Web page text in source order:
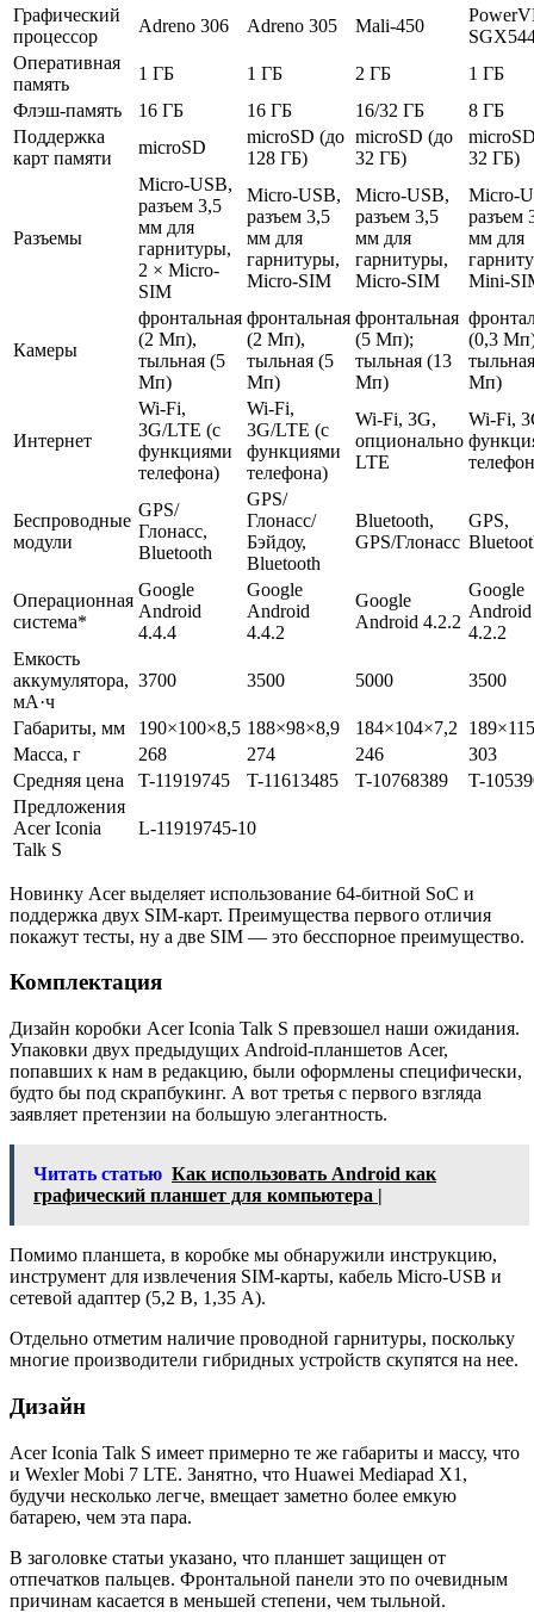
Графический
процессор
Adreno 306 Adreno 305 Mali-450
Оперативная
память
1 ГБ 1 ГБ 2 ГБ
1 ГБ
Флэш-память
16 ГБ 16 ГБ 16/32 ГБ
8 ГБ
Поддержка
карт памяти
microSD
microSD (до
128 ГБ)
microSD (до
32 ГБ)
32 ГБ)
Разъемы
Micro-USB,
разъем 3,5
мм для
гарнитуры,
2 × Micro-
SIM
Micro-USB,
разъем 3,5
мм для
гарнитуры,
Micro-SIM
Micro-USB,
разъем 3,5
мм для
гарнитуры,
Micro-SIM
Micro-
разъем
мм для
Mini-
Камеры
фронтальная
(2 Мп),
тыльная (5
Мп)
фронтальная
(2 Мп),
тыльная (5
Мп)
фронтальная
(5 Мп);
тыльная (13
Мп)
(0,3
Мп)
Интернет
Wi-Fi,
3G/LTE (с
функциями
телефона)
Wi-Fi,
3G/LTE (с
функциями
телефона)
Wi-Fi, 3G,
опционально
LTE
Wi-Fi,
Беспроводные
модули
GPS/
Глонасс,
Bluetooth
GPS/
Глонасс/
Бэйдоу,
Bluetooth
Bluetooth,
GPS/Глонасс
GPS,
Операционная
система*
Google
Android
4.4.4
Google
Android
4.4.2
Google
Android 4.2.2
Google
Android
4.2.2
Емкость
аккумулятора,
мА·ч
3700 3500 5000 3500
Габариты, мм 190×100×8,5 188×98×8,9 184×104×7,2
Масса, г
268 274 246
303
Средняя цена
T-11919745 T-11613485 T-10768389
T-
Предложения
Acer Iconia
Talk S
L-11919745-10
Новинку Acer выделяет использование 64-битной SoC и
поддержка двух SIM-карт. Преимущества первого отличия
покажут тесты, ну а две SIM — это бесспорное преимущество.
Комплектация
Дизайн коробки Acer Iconia Talk S превзошел наши ожидания.
Упаковки двух предыдущих Android-планшетов Acer,
попавших к нам в редакцию, были оформлены специфически,
будто бы под скрапбукинг. А вот третья с первого взгляда
заявляет претензии на большую элегантность.
Читать статью Как использовать Android как
графический планшет для компьютера |
Помимо планшета, в коробке мы обнаружили инструкцию,
инструмент для извлечения SIM-карты, кабель Micro-USB и
сетевой адаптер (5,2 В, 1,35 А).
Отдельно отметим наличие проводной гарнитуры, поскольку
многие производители гибридных устройств скупятся на нее.
Дизайн
Acer Iconia Talk S имеет примерно те же габариты и массу, что
и Wexler Mobi 7 LTE. Занятно, что Huawei Mediapad X1,
будучи несколько легче, вмещает заметно более емкую
батарею, чем эта пара.
В заголовке статьи указано, что планшет защищен от
отпечатков пальцев. Фронтальной панели это по очевидным
причинам касается в меньшей степени, чем тыльной.